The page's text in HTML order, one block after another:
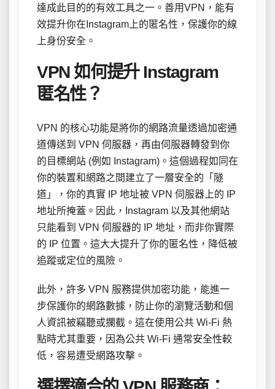
達成此目的的有效工具之一。善用VPN，能有
效提升你在Instagram上的匿名性，保護你的線
上身份安全。
VPN 如何提升 Instagram
匿名性？
VPN 的核心功能是將你的網路流量透過加密通
道傳送到 VPN 伺服器，再由伺服器轉發到你
的目標網站 (例如 Instagram)。這個過程如同在
你的裝置和網路之間建立了一層安全的「隧
道」，你的真實 IP 地址被 VPN 伺服器上的 IP
地址所掩蓋。因此，Instagram 以及其他網站
只能看到 VPN 伺服器的 IP 地址，而非你實際
的 IP 位置。這大大提升了你的匿名性，降低被
追蹤或定位的風險。
此外，許多 VPN 服務提供加密功能，能進一
步保護你的網路數據，防止你的瀏覽活動和個
人資訊被竊聽或攔截。這在使用公共 Wi-Fi 熱
點時尤其重要，因為公共 Wi-Fi 通常安全性較
低，容易遭受網路攻擊。